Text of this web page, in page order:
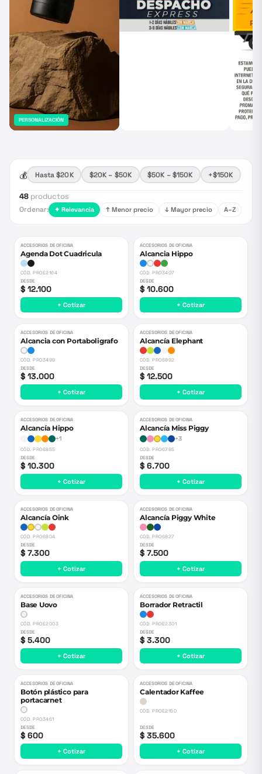
PERSONALIZACIÓN
💰 Hasta $20K $20K – $50K $50K – $150K +$150K
48 productos
Ordenar: ✦ Relevancia ↑ Menor precio ↓ Mayor precio A–Z
ACCESORIOS DE OFICINA
Agenda Dot Cuadricula
CÓD.PROE2164
DESDE
$ 12.100
+ Cotizar
ACCESORIOS DE OFICINA
Alcancia Hippo
CÓD.PRO3407
DESDE
$ 10.600
+ Cotizar
ACCESORIOS DE OFICINA
Alcancia con Portaboligrafo
CÓD.PRO3499
DESDE
$ 13.000
+ Cotizar
ACCESORIOS DE OFICINA
Alcancía Elephant
CÓD.PRO6892
DESDE
$ 12.500
+ Cotizar
ACCESORIOS DE OFICINA
Alcancía Hippo
+1
CÓD.PRO6855
DESDE
$ 10.300
+ Cotizar
ACCESORIOS DE OFICINA
Alcancía Miss Piggy
+3
CÓD.PRO6785
DESDE
$ 6.700
+ Cotizar
ACCESORIOS DE OFICINA
Alcancía Oink
CÓD.PRO6804
DESDE
$ 7.300
+ Cotizar
ACCESORIOS DE OFICINA
Alcancía Piggy White
CÓD.PRO6827
DESDE
$ 7.500
+ Cotizar
ACCESORIOS DE OFICINA
Base Uovo
CÓD.PROE2003
DESDE
$ 5.400
+ Cotizar
ACCESORIOS DE OFICINA
Borrador Retractil
CÓD.PROE2301
DESDE
$ 3.300
+ Cotizar
ACCESORIOS DE OFICINA
Botón plástico para
portacarnet
CÓD.PRO3461
DESDE
$ 600
+ Cotizar
ACCESORIOS DE OFICINA
Calentador Kaffee
CÓD.PROE2150
DESDE
$ 35.600
+ Cotizar